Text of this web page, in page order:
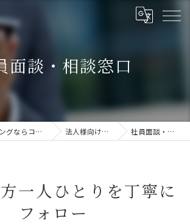
面談・相談窓口
名古屋でコーチングならコーチングサプリ 法人様向けサービス 社員面談・相談窓口
一人ひとりを丁寧に
フォロー